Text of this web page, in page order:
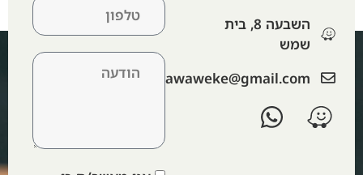
השבעה 8, בית
שמש
‫lawaweke@gmail.com‬